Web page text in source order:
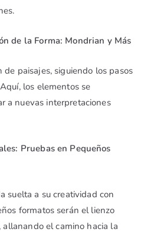
de la Forma: Mondrian y Más
paisajes, siguiendo los pasos
los elementos se
a nuevas interpretaciones
Pruebas en Pequeños
suelta a su creatividad con
formatos serán el lienzo
el camino hacia la